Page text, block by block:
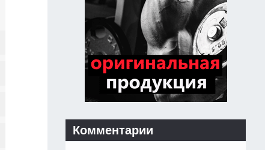
Комментарии